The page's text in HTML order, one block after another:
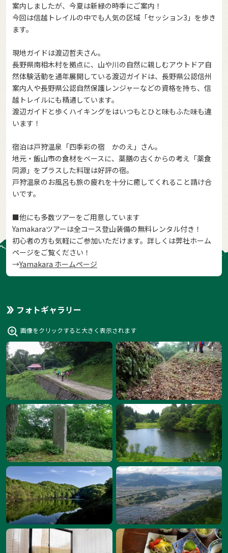
案内しましたが、今夏は新緑の時季にご案内！
今回は信越トレイルの中でも人気の区域「セッション3」を歩き
ます。
現地ガイドは渡辺哲夫さん。
長野県南相木村を拠点に、山や川の自然に親しむアウトドア自
然体験活動を通年展開している渡辺ガイドは、長野県公認信州
案内人や長野県公認自然保護レンジャーなどの資格を持ち、信
越トレイルにも精通しています。
渡辺ガイドと歩くハイキングをはいつもとひと味もふた味も違
います！
宿泊は戸狩温泉「四季彩の宿 かのえ」さん。
地元・飯山市の食材をベースに、薬膳の古くからの考え「薬食
同源」をプラスした料理は好評の宿。
戸狩温泉のお風呂も旅の疲れを十分に癒してくれること請け合
いです。
■他にも多数ツアーをご用意しています
Yamakaraツアーは全コース登山装備の無料レンタル付き！
初心者の方も気軽にご参加いただけます。詳しくは弊社ホーム
ページをご覧ください！
→Yamakara ホームページ
フォトギャラリー
画像をクリックすると大きく表示されます